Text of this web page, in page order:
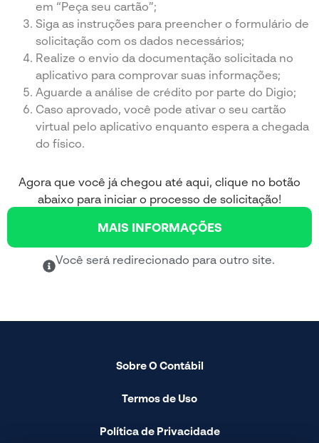
em “Peça seu cartão”;
Siga as instruções para preencher o formulário de
solicitação com os dados necessários;
Realize o envio da documentação solicitada no
aplicativo para comprovar suas informações;
Aguarde a análise de crédito por parte do Digio;
Caso aprovado, você pode ativar o seu cartão
virtual pelo aplicativo enquanto espera a chegada
do físico.
Agora que você já chegou até aqui, clique no botão
abaixo para iniciar o processo de solicitação!
MAIS INFORMAÇÕES
Você será redirecionado para outro site.
Sobre O Contábil
Termos de Uso
Política de Privacidade